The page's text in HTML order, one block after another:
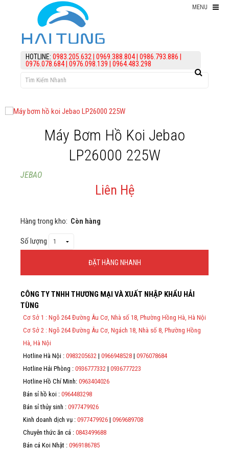
MENU
HOTLINE: 0983.205.632 0969.388.804| 0986.793.886
0976.078.684| 0976.098.139 0964.483.298
Máy Bơm Hồ Koi Jebao
LP26000 225W
JEBAO
Liên Hệ
Hàng trong kho: Còn hàng
Số lượng
ĐẶT HÀNG NHANH
Theo Nghị định 123/2020/NĐ-CP và nghị định 70/2025/NĐ-CP về
việc thực hiện lập Hóa Đơn Điện Tử bán hàng và cung cấp dịch vụ
cho người mua bắt buộc phải thế hiện đầy đủ thông tin: họ tên,
địa chỉ, mã số thuế/ căn cước công dân/ số định danh.
CÔNG TY TNHH THƯƠNG MẠI VÀ XUẤT NHẬP KHẨU HẢI
TÙNG
Cơ Sở 1 : Ngõ 264 Đường Âu Cơ, Nhà số 18, Phường Hồng Hà, Hà Nội
Cơ Sở 2 : Ngõ 264 Đường Âu Cơ, Ngách 18, Nhà số 8, Phường Hồng
Hà, Hà Nội
Hotline Hà Nội : 0983205632 | 0966948528 | 0976078684
Hotline Hải Phòng : 0936777332 | 0936777223
Hotline Hồ Chí Minh: 0963404026
Bán sỉ hồ koi : 0964483298
Bán sỉ thủy sinh : 0977479926
Kinh doanh dịch vụ : 0977479926 | 0969689708
Chuyên thức ăn cá : 0843499688
Bán cá Koi Nhật : 0969186785
Thiết bị hồ Koi
Thức ăn cho cá koi
điều trị bệnh Cá Koi
Vi Sinh Hồ Koi
article_categories_tree('0')); ?>
KIẾN THỨC
Liên Hệ